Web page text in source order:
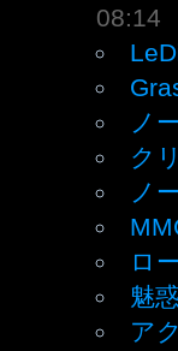
08:14
ノ
ク
ノ
ロ
魅
ア